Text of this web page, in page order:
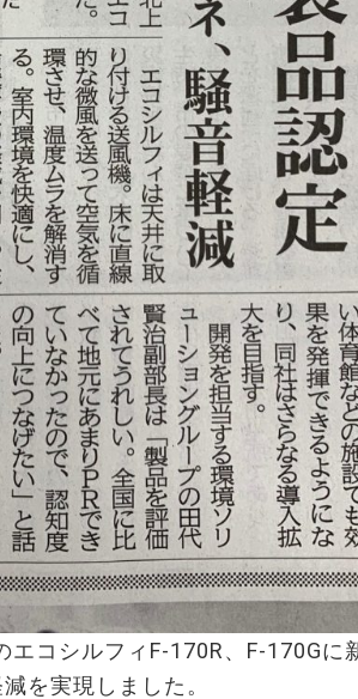
エコシルフィF-170R、F-170Gに
を実現しました。